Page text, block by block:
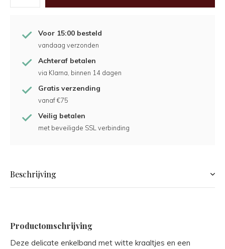
Voor 15:00 besteld
vandaag verzonden
Achteraf betalen
via Klarna, binnen 14 dagen
Gratis verzending
vanaf €75
Veilig betalen
met beveiligde SSL verbinding
Beschrijving
Productomschrijving
Deze delicate enkelband met witte kraaltjes en een